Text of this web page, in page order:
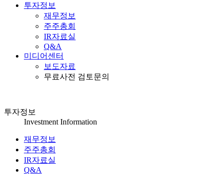
투자정보
재무정보
주주총회
IR자료실
Q&A
미디어센터
보도자료
무료사전 검토문의
투자정보
Investment Information
재무정보
주주총회
IR자료실
Q&A